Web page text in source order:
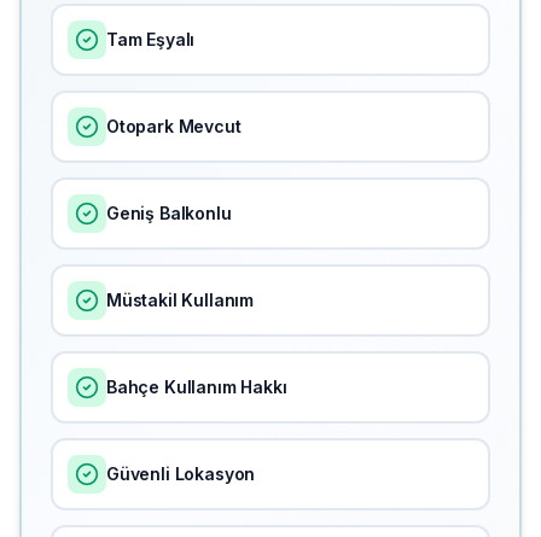
Tam Eşyalı
Otopark Mevcut
Geniş Balkonlu
Müstakil Kullanım
Bahçe Kullanım Hakkı
Güvenli Lokasyon